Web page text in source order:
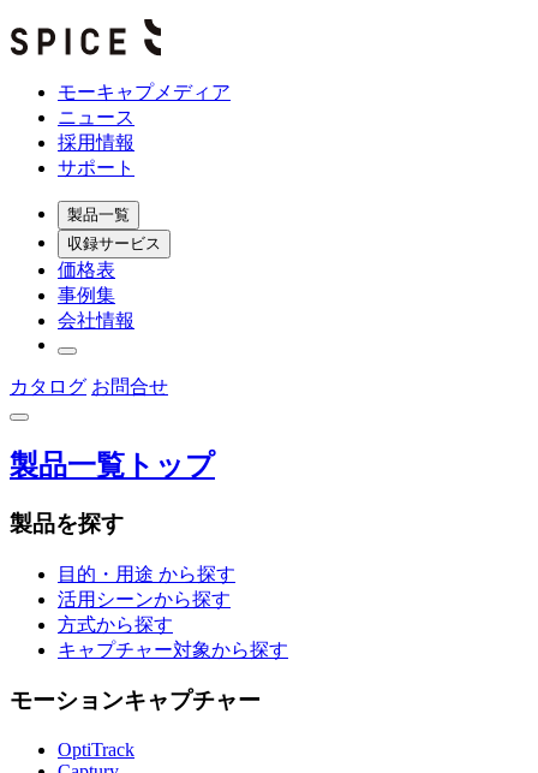
モーキャプメディア
ニュース
採用情報
サポート
製品一覧
収録サービス
価格表
事例集
会社情報
カタログ お問合せ
製品一覧トップ
製品を探す
目的・用途 から探す
活用シーンから探す
方式から探す
キャプチャー対象から探す
モーションキャプチャー
OptiTrack